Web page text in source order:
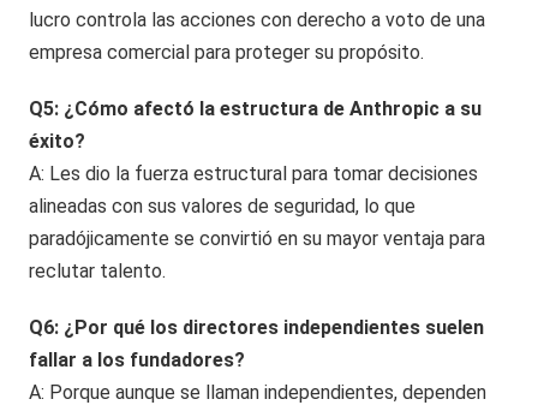
lucro controla las acciones con derecho a voto de una
empresa comercial para proteger su propósito.
Q5: ¿Cómo afectó la estructura de Anthropic a su
éxito?
A: Les dio la fuerza estructural para tomar decisiones
alineadas con sus valores de seguridad, lo que
paradójicamente se convirtió en su mayor ventaja para
reclutar talento.
Q6: ¿Por qué los directores independientes suelen
fallar a los fundadores?
A: Porque aunque se llaman independientes, dependen